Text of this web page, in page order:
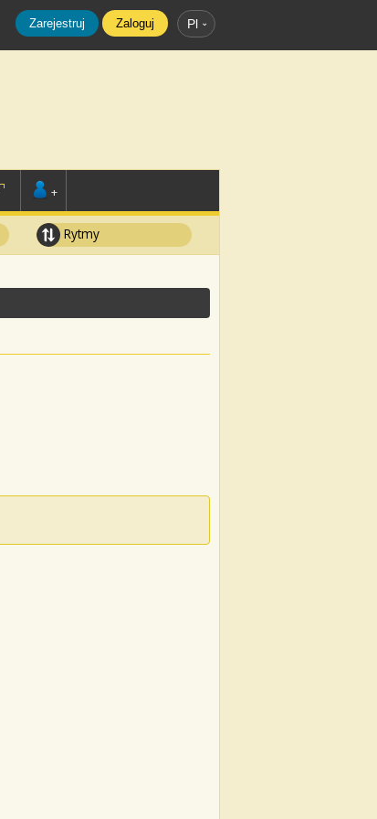
Zarejestruj Zaloguj Pl
+
Rytmy